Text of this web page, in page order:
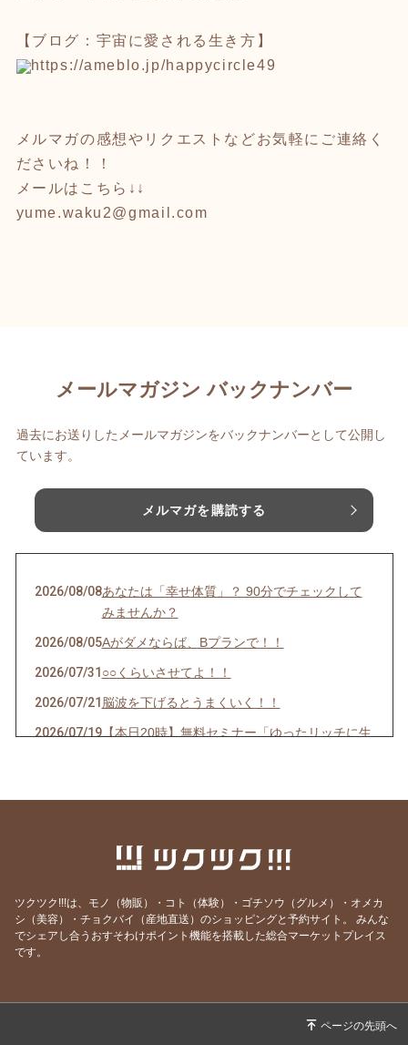
【ブログ：宇宙に愛される生き方】
https://ameblo.jp/happycircle49
メルマガの感想やリクエストなどお気軽にご連絡く
ださいね！！
メールはこちら↓↓
yume.waku2@gmail.com
メールマガジン バックナンバー
過去にお送りしたメールマガジンをバックナンバーとして公開し
ています。
メルマガを購読する
2026/08/08あなたは「幸せ体質」？ 90分でチェックして
みませんか？
2026/08/05Aがダメならば、Bプランで！！
2026/07/31 ○○くらいさせてよ！！
2026/07/21 脳波を下げるとうまくいく！！
2026/07/19【本日20時】無料セミナー「ゆったリッチに生
きよう」②料金改定について
験中！！
当？？
2026/07/05最高のタイミングで「決意」そして、「実現
ツクツク!!!は、モノ（物販）・コト（体験）・ゴチソウ（グルメ）・オメカ
シ（美容）・チョクバイ（産地直送）のショッピングと予約サイト。
みんな
でシェアし合うおすそわけポイント機能を搭載した総合マーケットプレイス
です。